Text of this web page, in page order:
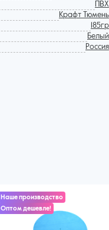
ПВХ
Крафт Тюмень
185гр
Белый
Россия
Наше производство
Оптом дешевле!